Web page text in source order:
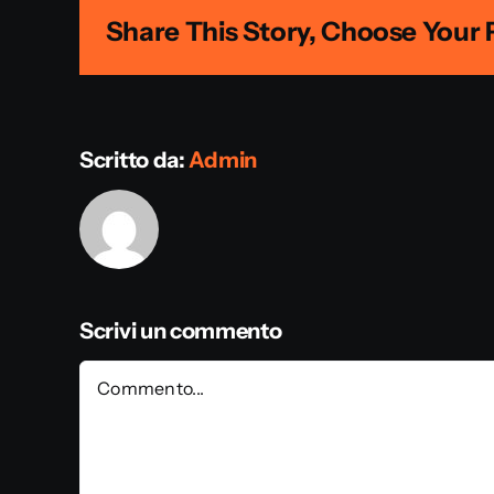
Share This Story, Choose Your
Scritto da: Admin
Scrivi un commento
Commento